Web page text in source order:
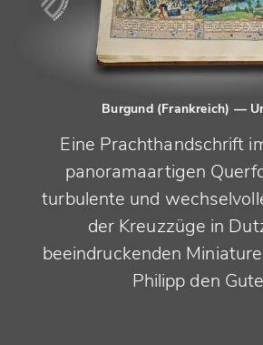
Burgund (Frankreich) —
Eine Prachthandschrift
panoramaartigen
turbulente und
der Kreuzzüge in
beeindruckenden
Philipp den